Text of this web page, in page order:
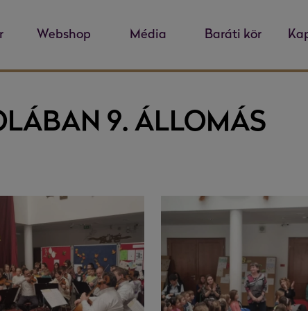
Webshop Média Baráti kör
9. ÁLLOMÁS